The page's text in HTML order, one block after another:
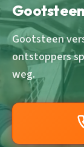
Gootsteen
ontstoppers
weg.